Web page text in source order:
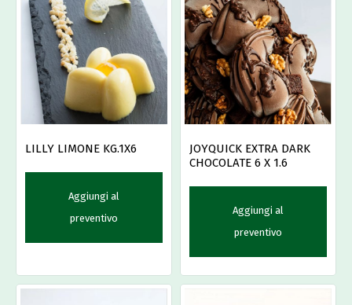
LILLY LIMONE KG.1X6
Aggiungi al
preventivo
JOYQUICK EXTRA DARK
CHOCOLATE 6 X 1.6
Aggiungi al
preventivo